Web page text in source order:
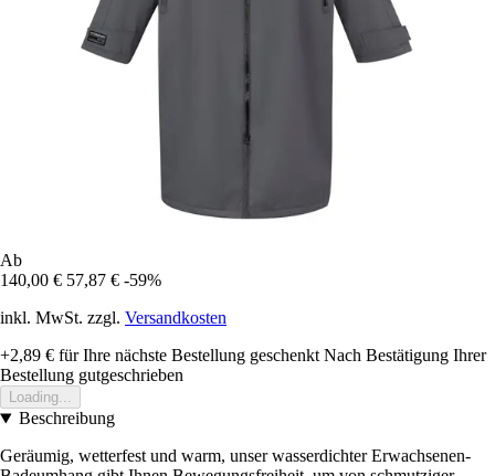
Ab
140,00 € 57,87 € -59%
inkl. MwSt. zzgl. Versandkosten
+2,89 € für Ihre nächste Bestellung geschenkt Nach Bestätigung Ihrer
Bestellung gutgeschrieben
Loading...
Beschreibung
Geräumig, wetterfest und warm, unser wasserdichter Erwachsenen-